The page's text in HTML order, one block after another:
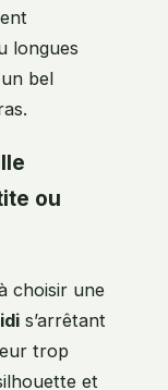
longues
bel
ou
choisir une
s’arrêtant
trop
et